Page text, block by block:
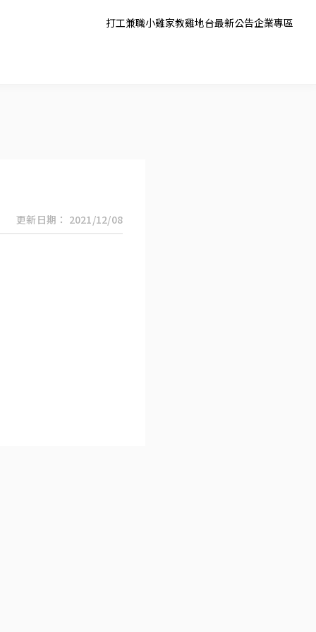
打工兼職小雞家教雞地台最新公告企業專區
更新日期： 2021/12/08